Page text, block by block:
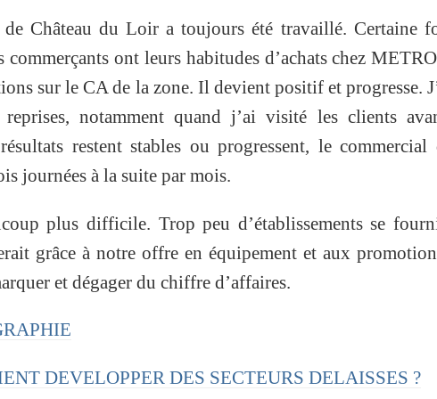
Château du Loir a toujours été travaillé. Certaine
ont leurs habitudes d’achats chez
sur le CA de la zone. Il devient positif et progresse.
notamment quand j’ai visité les clients
restent stables ou progressent, le commercial
journées à la suite par mois.
plus difficile. Trop peu d’établissements se
grâce à notre offre en équipement et aux
et dégager du chiffre d’affaires.
DEVELOPPER DES SECTEURS DELAISSES ?